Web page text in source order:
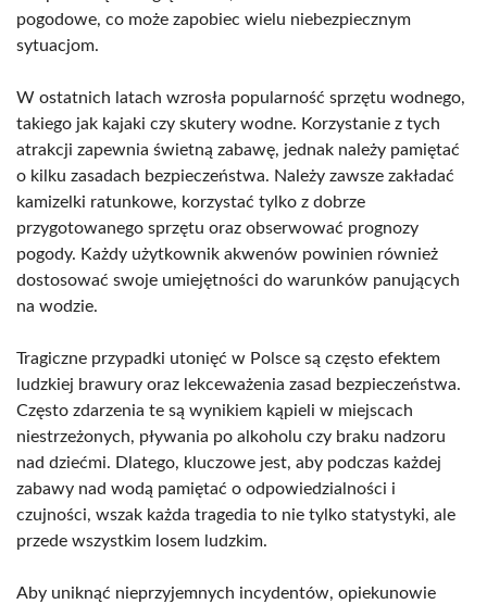
pogodowe, co może zapobiec wielu niebezpiecznym
sytuacjom.
W ostatnich latach wzrosła popularność sprzętu wodnego,
takiego jak kajaki czy skutery wodne. Korzystanie z tych
atrakcji zapewnia świetną zabawę, jednak należy pamiętać
o kilku zasadach bezpieczeństwa. Należy zawsze zakładać
kamizelki ratunkowe, korzystać tylko z dobrze
przygotowanego sprzętu oraz obserwować prognozy
pogody. Każdy użytkownik akwenów powinien również
dostosować swoje umiejętności do warunków panujących
na wodzie.
Tragiczne przypadki utonięć w Polsce są często efektem
ludzkiej brawury oraz lekceważenia zasad bezpieczeństwa.
Często zdarzenia te są wynikiem kąpieli w miejscach
niestrzeżonych, pływania po alkoholu czy braku nadzoru
nad dziećmi. Dlatego, kluczowe jest, aby podczas każdej
zabawy nad wodą pamiętać o odpowiedzialności i
czujności, wszak każda tragedia to nie tylko statystyki, ale
przede wszystkim losem ludzkim.
Aby uniknąć nieprzyjemnych incydentów, opiekunowie